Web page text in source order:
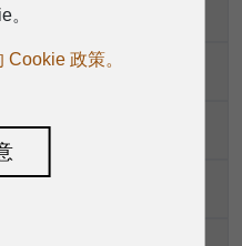
。
政策。